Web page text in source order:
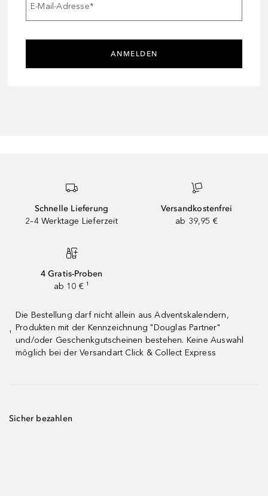
E-Mail-Adresse*
ANMELDEN
Schnelle Lieferung
2–4 Werktage Lieferzeit
Versandkostenfrei
ab 39,95 €
4 Gratis-Proben
ab 10 € ¹
¹
Die Bestellung darf nicht allein aus Adventskalendern,
Produkten mit der Kennzeichnung "Douglas Partner"
und/oder Geschenkgutscheinen bestehen. Keine Auswahl
möglich bei der Versandart Click & Collect Express
Sicher bezahlen